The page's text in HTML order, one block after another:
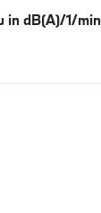
in dB(A)/1/min